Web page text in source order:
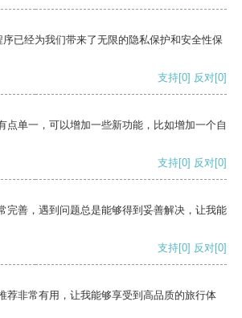
已经为我们带来了无限的隐私保护和安全性保
支持[0] 反对[0]
点单一，可以增加一些新功能，比如增加一个自
支持[0] 反对[0]
完善，遇到问题总是能够得到妥善解决，让我能
支持[0] 反对[0]
荐非常有用，让我能够享受到高品质的旅行体